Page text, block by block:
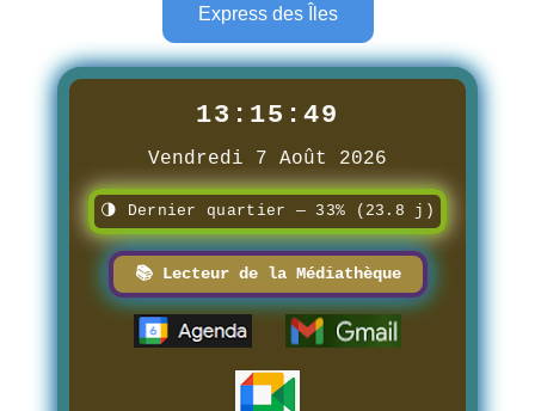
Express des Îles
13:15:51
Vendredi 7 Août 2026
🌗 Dernier quartier — 33% (23.8 j)
📚 Lecteur de la Médiathèque